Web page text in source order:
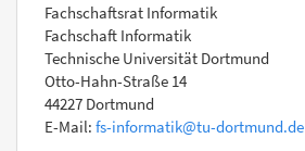
Fachschaftsrat Informatik
Fachschaft Informatik
Technische Universität Dortmund
Otto-Hahn-Straße 14
44227 Dortmund
E-Mail: fs-informatik@tu-dortmund.de